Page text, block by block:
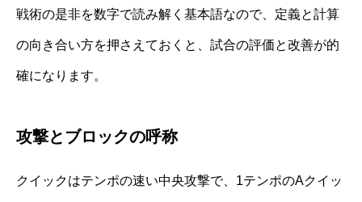
戦術の是非を数字で読み解く基本語なので、定義と計算
の向き合い方を押さえておくと、試合の評価と改善が的
確になります。
攻撃とブロックの呼称
クイックはテンポの速い中央攻撃で、1テンポのAクイッ